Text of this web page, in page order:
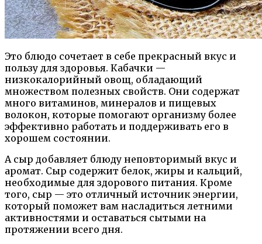
Это блюдо сочетает в себе прекрасный вкус и
пользу для здоровья. Кабачки —
низкокалорийный овощ, обладающий
множеством полезных свойств. Они содержат
много витаминов, минералов и пищевых
волокон, которые помогают организму более
эффективно работать и поддерживать его в
хорошем состоянии.
А сыр добавляет блюду неповторимый вкус и
аромат. Сыр содержит белок, жиры и кальций,
необходимые для здорового питания. Кроме
того, сыр — это отличный источник энергии,
который поможет вам насладиться летними
активностями и оставаться сытыми на
протяжении всего дня.